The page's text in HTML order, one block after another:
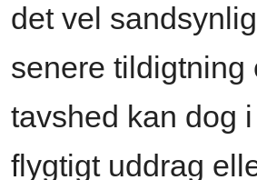
det vel
senere tildigtning
tavshed kan dog
flygtigt uddrag